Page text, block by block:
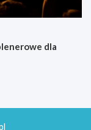
dla